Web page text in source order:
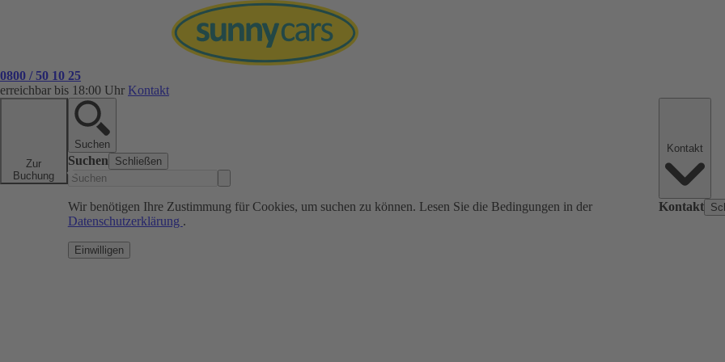
0800 / 50 10 25
erreichbar bis 18:00 Uhr Kontakt
Zur
Buchung
Suchen
Suchen Schließen
Wir benötigen Ihre Zustimmung für Cookies, um suchen zu können. Lesen Sie die Bedingungen in der
Datenschutzerklärung .
Einwilligen
Kontakt